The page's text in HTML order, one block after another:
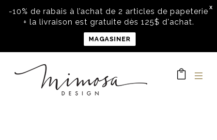
X
-10% de rabais à l’achat de 2 articles de papeterie
+ la livraison est gratuite dès 125$ d'achat.
MAGASINER